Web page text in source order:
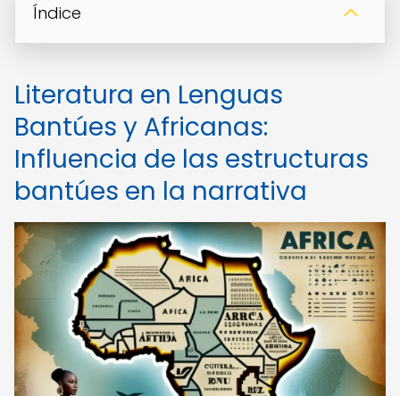
Índice
Literatura en Lenguas
Bantúes y Africanas:
Influencia de las estructuras
bantúes en la narrativa